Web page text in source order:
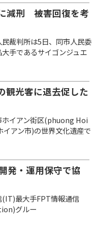
減刑 被害回復を考
裁判所は5日、同市人民委
手であるサイゴンジュエ
観光客に退去促した
イアン街区(phuong Hoi
アン市)の世界文化遺産で
発・運用保守で協
最大手FPT情報通信
グルー